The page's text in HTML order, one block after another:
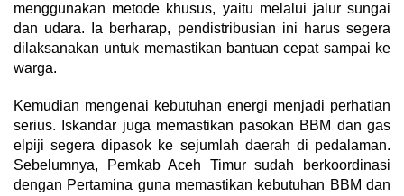
menggunakan metode khusus, yaitu melalui jalur sungai
dan udara. Ia berharap, pendistribusian ini harus segera
dilaksanakan untuk memastikan bantuan cepat sampai ke
warga.
Kemudian mengenai kebutuhan energi menjadi perhatian
serius. Iskandar juga memastikan pasokan BBM dan gas
elpiji segera dipasok ke sejumlah daerah di pedalaman.
Sebelumnya, Pemkab Aceh Timur sudah berkoordinasi
dengan Pertamina guna memastikan kebutuhan BBM dan